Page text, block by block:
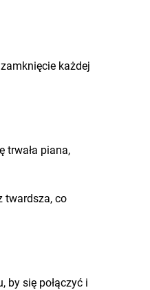
każdej
trwała piana,
twardsza, co
by się połączyć i